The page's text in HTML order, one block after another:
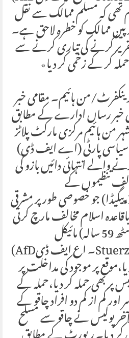
تھی کہ مسلم ممالک سے نقل
ممالک کو خطرہ لاحق ہے۔
کرنے کی تیاری کرنے سے
کر کے زخمی کر دیا٭
من ہائیم۔ مقامی خبر
خبر رساں ادارے کے مطابق
من ہائیم مرکزی مارکٹ پلاٹز
سیاسی پارٹی (اے ایف ڈی)
والے انتہائی دائیں بازو کی
تنظیموں کے
رکن(تحریکPEGIDA،پیگیڈا) جو خصوصی طور پر مشرقی
اسلام مخالف مارچ کرتی
تھی کے (انسٹھ 59 سالہ) مائیکل سٹروئزنبرگرStuerzenberger۔ اع ایف ڈیAfD)پر موجود کی مداخلت پر
بھی حملہ کر دیا،حملہ کے
کم از کم دو افراد چاقو کے
پولیس نے چاقو سے مسلح